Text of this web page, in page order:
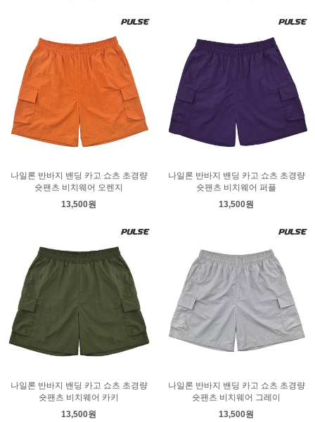
나일론 반바지 밴딩 카고 쇼츠 초경량
숏팬츠 비치웨어 오렌지
13,500원
나일론 반바지 밴딩 카고 쇼츠 초경량
숏팬츠 비치웨어 퍼플
13,500원
나일론 반바지 밴딩 카고 쇼츠 초경량
숏팬츠 비치웨어 카키
13,500원
나일론 반바지 밴딩 카고 쇼츠 초경량
숏팬츠 비치웨어 그레이
13,500원